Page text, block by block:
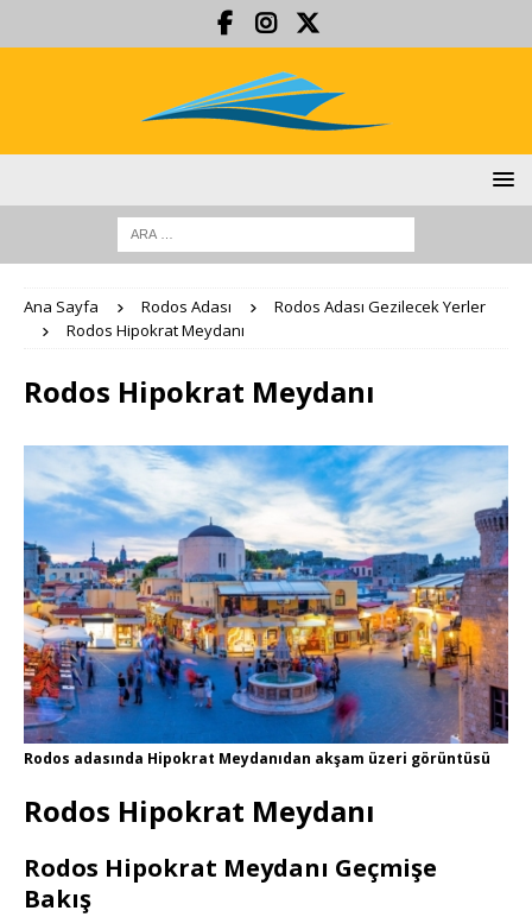
Ana Sayfa Rodos Adası
Rodos Adası Gezilecek Yerler
Rodos Hipokrat Meydanı
Rodos Hipokrat Meydanı
Rodos adasında Hipokrat Meydanıdan akşam üzeri görüntüsü
Rodos Hipokrat Meydanı
Rodos Hipokrat Meydanı Geçmişe
Bakış